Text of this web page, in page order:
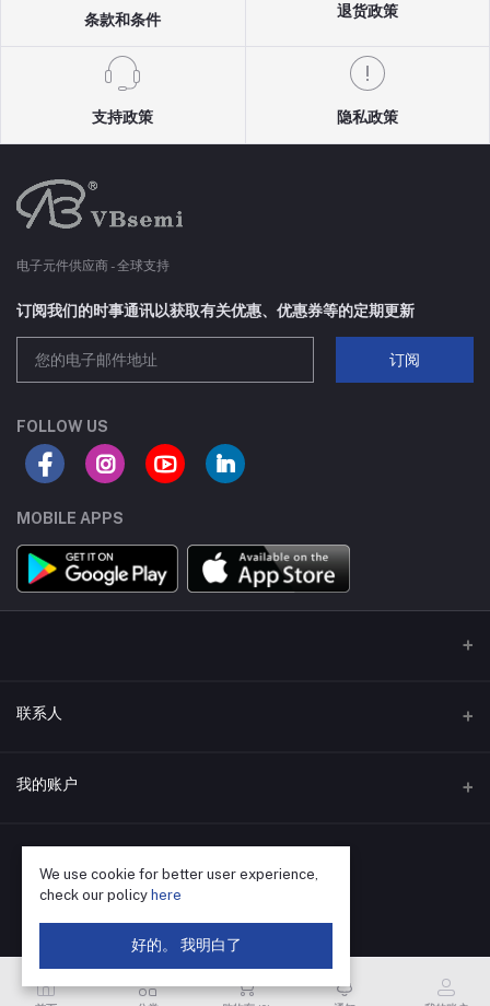
条款和条件
退货政策
支持政策 隐私政策
电子元件供应商 - 全球支持
订阅我们的时事通讯以获取有关优惠、优惠券等的定期更新
订阅
FOLLOW US
MOBILE APPS
联系人
地址
电话
400-655-8788
SZ@VBsemi.com
我的账户
登录
订单历史
跟踪订单
We use cookie for better user experience,
check our policy here
好的。 我明白了